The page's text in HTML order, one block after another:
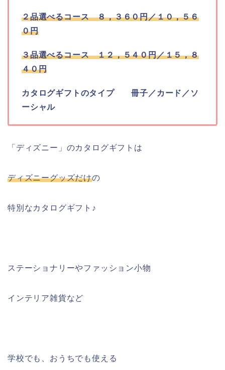
２品選べるコース ８，３６０円／１０，５６
０円
３品選べるコース １２，５４０円／１５，８
４０円
カタログギフトのタイプ 冊子／カード／ソ
ーシャル
「ディズニー」のカタログギフトは
ディズニーグッズだけの
特別なカタログギフト♪
ステーショナリーやファッション小物
インテリア雑貨など
学校でも、おうちでも使える